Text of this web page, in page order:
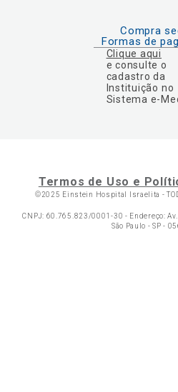
Compra
Formas de
Clique aqui
e consulte o
cadastro da
Instituição no
Sistema e-
Termos de Uso e
©2025 Einstein Hospital Israelita -
CNPJ: 60.765.823/0001-30 - Endereço:
São Paulo - SP -